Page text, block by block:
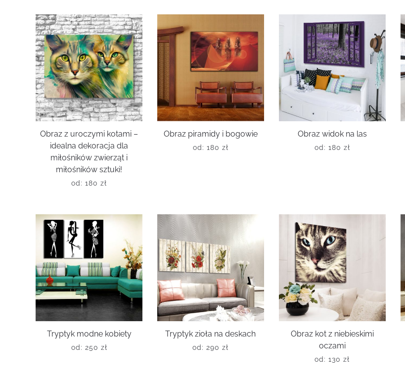
Obraz z uroczymi kotami –
idealna dekoracja dla
miłośników zwierząt i
miłośników sztuki!
od: 180 zł
Obraz piramidy i bogowie
od: 180 zł
Obraz widok na las
od: 180 zł
Tryptyk modne kobiety
od: 250 zł
Tryptyk zioła na deskach
od:290zł
Obraz kot z niebieskimi
oczami
od:130zł